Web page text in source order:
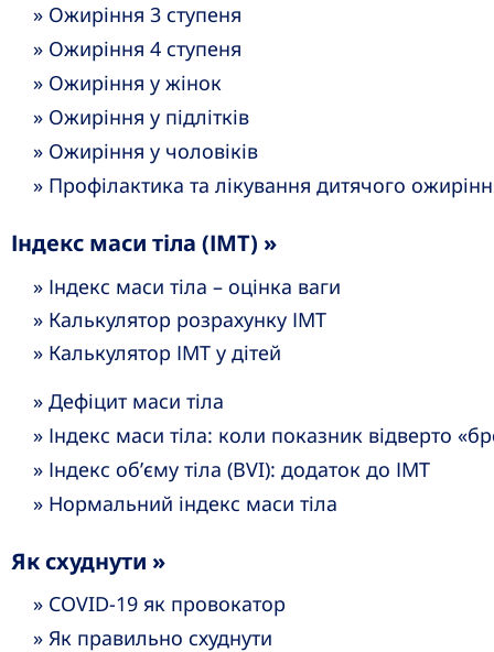
» Ожиріння 3 ступеня
» Ожиріння 4 ступеня
» Ожиріння у жінок
» Ожиріння у підлітків
» Ожиріння у чоловіків
» Профілактика та лікування дитячого
Індекс маси тіла (ІМТ) »
» Індекс маси тіла – оцінка ваги
» Калькулятор розрахунку ІМТ
» Калькулятор ІМТ у дітей
» Дефіцит маси тіла
» Індекс маси тіла: коли показник відверто
» Індекс об’єму тіла (BVI): додаток до ІМТ
» Нормальний індекс маси тіла
Як схуднути »
» COVID-19 як провокатор
» Як правильно схуднути